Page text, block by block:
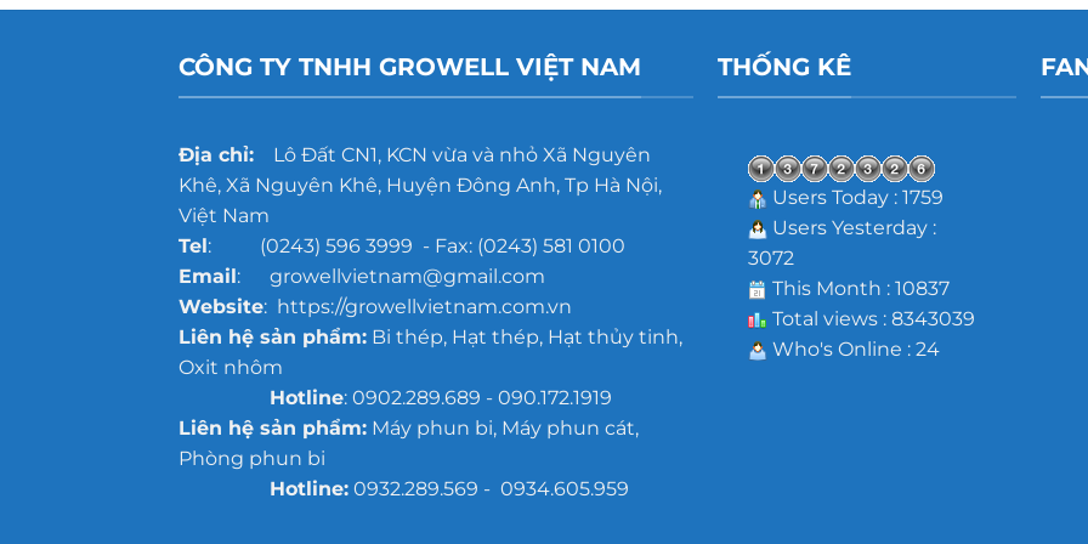
CÔNG TY TNHH GROWELL VIỆT NAM
Địa chỉ:Lô Đất CN1, KCN vừa và nhỏ Xã Nguyên
Khê, Xã Nguyên Khê, Huyện Đông Anh, Tp Hà Nội,
Việt Nam
Tel: (0243) 596 3999 - Fax: (0243) 581 0100
Email: growellvietnam@gmail.com
Website: https://growellvietnam.com.vn
Liên hệ sản phẩm:Bi thép, Hạt thép, Hạt thủy tinh,
Oxit nhôm
Hotline: 0902.289.689 - 090.172.1919
Liên hệ sản phẩm:Máy phun bi, Máy phun cát,
Phòng phun bi
Hotline:0932.289.569 - 0934.605.959
THỐNG KÊ
Users Today : 1759
Users Yesterday :
3072
This Month : 10837
Total views : 8343039
Who's Online : 24